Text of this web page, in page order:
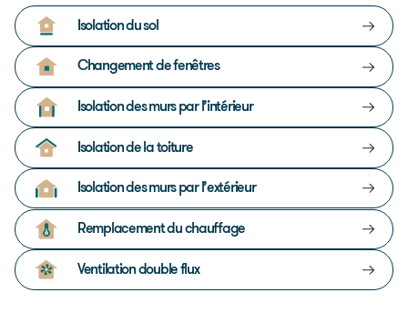
Isolation du sol
Changement de fenêtres
Isolation des murs par l’intérieur
Isolation de la toiture
Isolation des murs par l’extérieur
Remplacement du chauffage
Ventilation double flux